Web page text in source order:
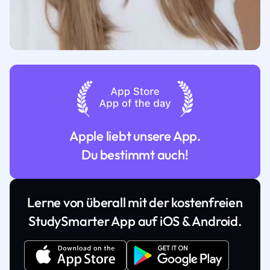
Apple liebt unsere App.
Du bestimmt auch!
Lerne von überall mit der kostenfreien
StudySmarter App auf iOS & Android.